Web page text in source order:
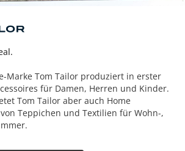
Marke Tom Tailor produziert in erster
für Damen, Herren und Kinder.
Tom Tailor aber auch Home
Teppichen und Textilien für Wohn-,